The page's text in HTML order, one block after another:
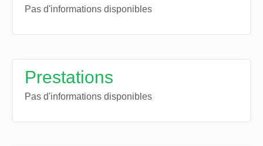
Pas d'informations disponibles
Prestations
Pas d'informations disponibles